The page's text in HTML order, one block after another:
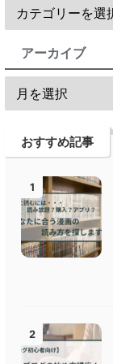
アーカイブ
おすすめ記事
1
2